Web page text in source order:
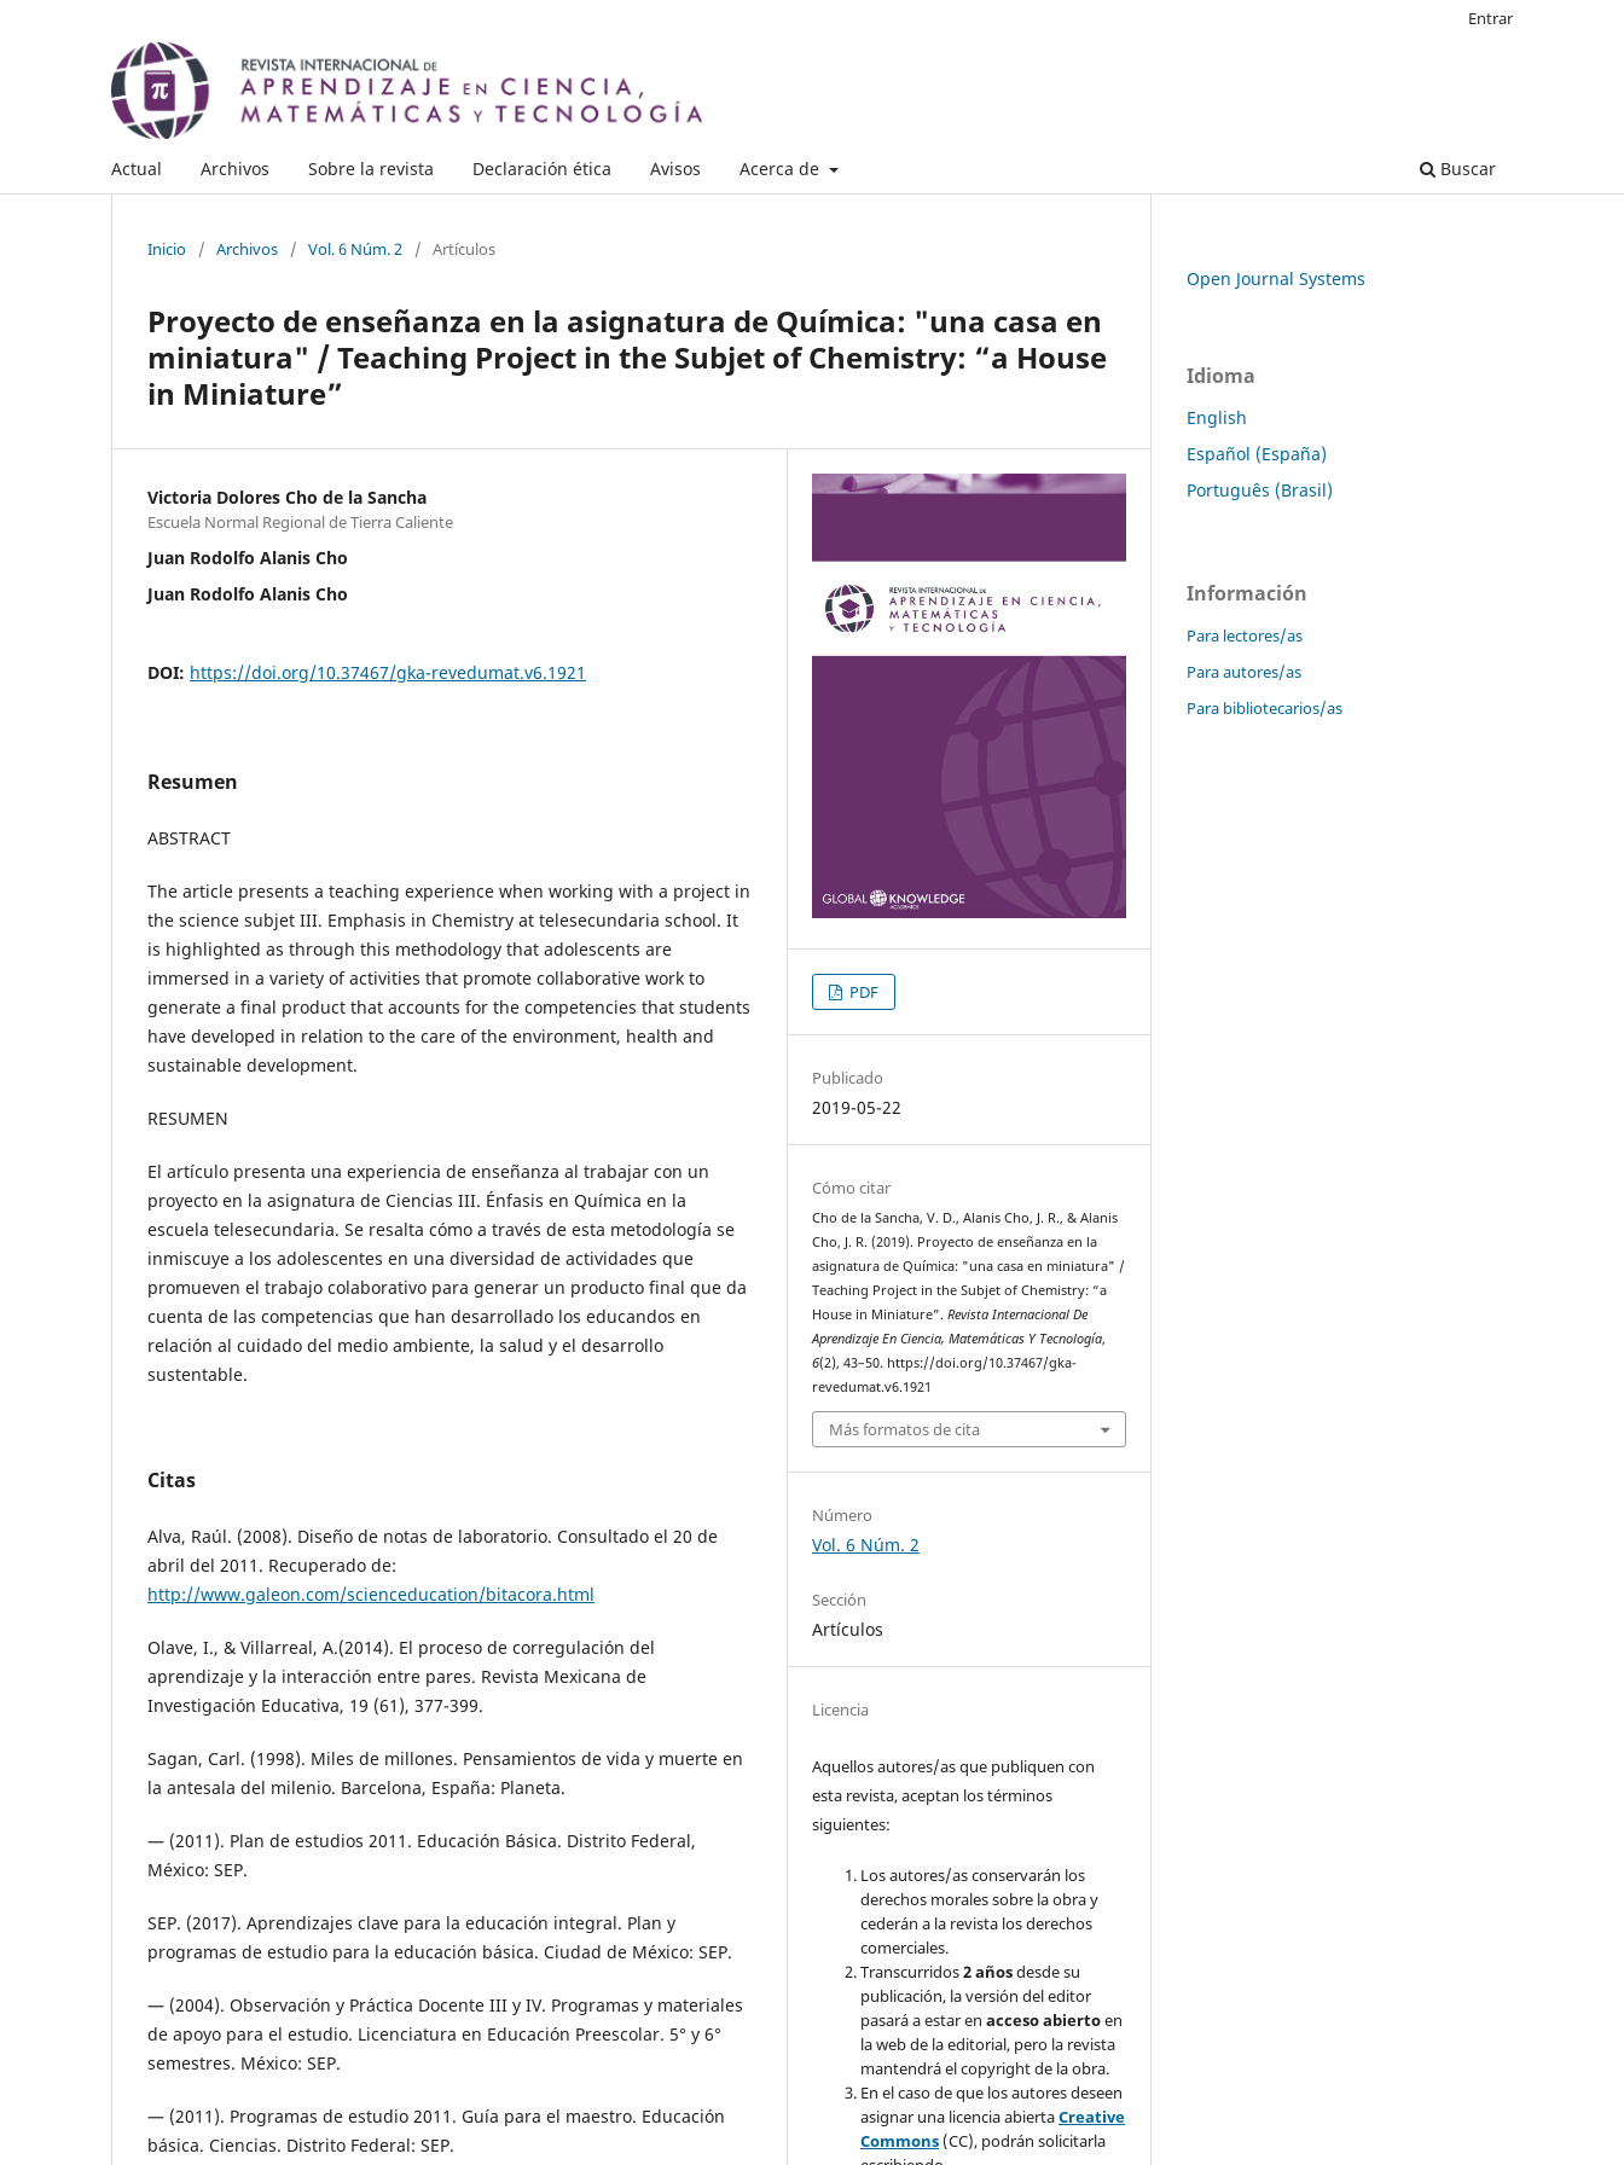
Actual Archivos Sobre la revista Declaración ética Avisos Acerca de Buscar
Entrar
Inicio / Archivos / Vol. 6 Núm. 2 / Artículos
Proyecto de enseñanza en la asignatura de Química: "una casa en
miniatura" / Teaching Project in the Subjet of Chemistry: “a House
in Miniature”
Victoria Dolores Cho de la Sancha
Escuela Normal Regional de Tierra Caliente
Juan Rodolfo Alanis Cho
Juan Rodolfo Alanis Cho
DOI: https://doi.org/10.37467/gka-revedumat.v6.1921
Resumen
ABSTRACT
The article presents a teaching experience when working with a project in
the science subjet III. Emphasis in Chemistry at telesecundaria school. It
is highlighted as through this methodology that adolescents are
immersed in a variety of activities that promote collaborative work to
generate a final product that accounts for the competencies that students
have developed in relation to the care of the environment, health and
sustainable development.
RESUMEN
El artículo presenta una experiencia de enseñanza al trabajar con un
proyecto en la asignatura de Ciencias III. Énfasis en Química en la
escuela telesecundaria. Se resalta cómo a través de esta metodología se
inmiscuye a los adolescentes en una diversidad de actividades que
promueven el trabajo colaborativo para generar un producto final que da
cuenta de las competencias que han desarrollado los educandos en
relación al cuidado del medio ambiente, la salud y el desarrollo
sustentable.
Citas
Alva, Raúl. (2008). Diseño de notas de laboratorio. Consultado el 20 de
abril del 2011. Recuperado de:
http://www.galeon.com/scienceducation/bitacora.html
Olave, I., & Villarreal, A.(2014). El proceso de corregulación del
aprendizaje y la interacción entre pares. Revista Mexicana de
Investigación Educativa, 19 (61), 377-399.
Sagan, Carl. (1998). Miles de millones. Pensamientos de vida y muerte en
la antesala del milenio. Barcelona, España: Planeta.
— (2011). Plan de estudios 2011. Educación Básica. Distrito Federal,
México: SEP.
SEP. (2017). Aprendizajes clave para la educación integral. Plan y
programas de estudio para la educación básica. Ciudad de México: SEP.
— (2004). Observación y Práctica Docente III y IV. Programas y materiales
de apoyo para el estudio. Licenciatura en Educación Preescolar. 5° y 6°
semestres. México: SEP.
— (2011). Programas de estudio 2011. Guía para el maestro. Educación
básica. Ciencias. Distrito Federal: SEP.
PDF
Publicado
2019-05-22
Cómo citar
Cho de la Sancha, V. D., Alanis Cho, J. R., & Alanis
Cho, J. R. (2019). Proyecto de enseñanza en la
asignatura de Química: "una casa en miniatura" /
Teaching Project in the Subjet of Chemistry: “a
House in Miniature”.Revista Internacional De
Aprendizaje En Ciencia, Matemáticas Y Tecnología,
6(2), 43–50. https://doi.org/10.37467/gka-
revedumat.v6.1921
Más formatos de cita
Número
Vol. 6 Núm. 2
Sección
Artículos
Licencia
Aquellos autores/as que publiquen con
esta revista, aceptan los términos
siguientes:
Los autores/as conservarán los
derechos morales sobre la obra y
cederán a la revista los derechos
comerciales.
Transcurridos2 añosdesde su
publicación, la versión del editor
pasará a estar en acceso abiertoen
la web de la editorial, pero la revista
mantendrá el copyright de la obra.
En el caso de que los autores deseen
asignar una licencia abiertaCreative
Commons (CC), podrán solicitarla
Open Journal Systems
Idioma
English
Español (España)
Português (Brasil)
Información
Para lectores/as
Para autores/as
Para bibliotecarios/as